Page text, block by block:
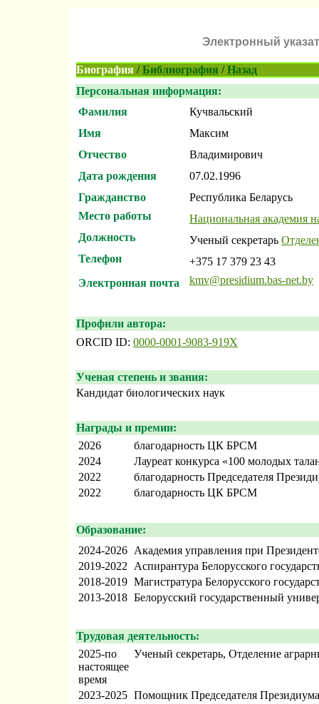
Электронный
Биография /Библиография /Назад
Персональная информация:
Фамилия
Кучвальский
Имя
Максим
Отчество
Владимирович
Дата рождения
07.02.1996
Гражданство
Республика Беларусь
Место работы
Национальная академия
Должность
Ученый секретарь
Телефон
+375 17 379 23 43
Электронная почта
kmv@presidium.bas-net.by
Профили автора:
ORCID ID: 0000-0001-9083-919X
Ученая степень и звания:
Кандидат биологических наук
Награды и премии:
2026
благодарность ЦК БРСМ
2024
Лауреат конкурса «100 молодых
2022
благодарность Председателя
2022
благодарность ЦК БРСМ
Образование:
2024-2026 Академия управления при
2019-2022
Аспирантура Белорусского
2018-2019 Магистратура Белорусского
2013-2018 Белорусский государственный
Трудовая деятельность:
2025-по
настоящее
время
Ученый секретарь, Отделение
2023-2025 Помощник Председателя